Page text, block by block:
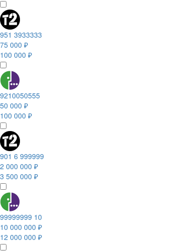
951 3933333
75 000 ₽
100 000 ₽
9210050555
50 000 ₽
100 000 ₽
901 6 999999
2 000 000 ₽
3 500 000 ₽
99999999 10
10 000 000 ₽
12 000 000 ₽